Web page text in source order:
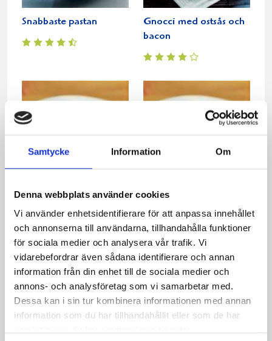
Samtycke Information Om
Denna webbplats använder cookies
Vi använder enhetsidentifierare för att anpassa innehållet
och annonserna till användarna, tillhandahålla funktioner
för sociala medier och analysera vår trafik. Vi
vidarebefordrar även sådana identifierare och annan
information från din enhet till de sociala medier och
annons- och analysföretag som vi samarbetar med.
Dessa kan i sin tur kombinera informationen med annan
information som du har tillhandahållit eller som de har
Snabbaste pastan
Gnocci med ostsås och
bacon
Spenatpasta med ostsås
och stekt paprika
och rostad paprika